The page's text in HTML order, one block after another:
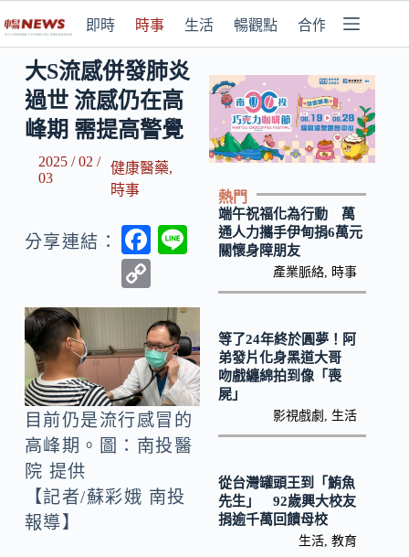
即時 時事 生活 暢觀點 合作媒體
大S流感併發肺炎
過世 流感仍在高
峰期 需提高警覺
2025 / 02 /
03
健康醫藥,
時事
分享連結：
F
b
o
o
k
o
p
y
Li
n
k
目前仍是流行感冒的
高峰期。圖：南投醫
院 提供
【記者/蘇彩娥 南投
報導】
熱門
端午祝福化為行動 萬
通人力攜手伊甸捐6萬元
關懷身障朋友
產業脈絡 時事
等了24年終於圓夢！阿
弟發片化身黑道大哥
吻戲纏綿拍到像「喪
屍」
影視戲劇 生活
從台灣罐頭王到「鮪魚
先生」 92歲興大校友
捐逾千萬回饋母校
生活 ,教育